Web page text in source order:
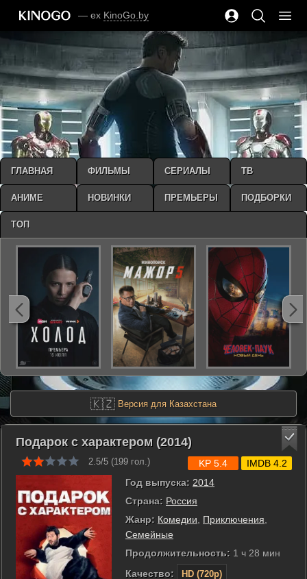
— ex KinoGo.by
🇰🇿 Версия для Казахстана
Подарок с характером (2014)
2.5/5 (199 гол.)
Год выпуска: 2014
Страна: Россия
Жанр: Комедии Приключения
Семейные
Продолжительность: 1 ч 28 мин
Качество:
HD (720p)
KP 5.4 IMDB 4.2
ГЛАВНАЯ ФИЛЬМЫ СЕРИАЛЫ ТВ
АНИМЕ НОВИНКИ ПРЕМЬЕРЫ ПОДБОРКИ
ТОП